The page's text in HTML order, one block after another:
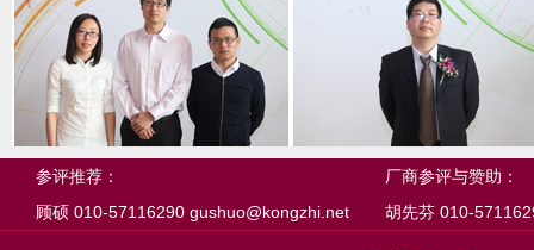
参评推荐：
顾硕 010-57116290 gushuo@kongzhi.net
厂商参评与赞助：
胡先芬 010-